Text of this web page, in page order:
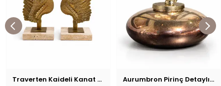
Traverten Kaideli Kanat Dekor Aurumbron Pirinç Detaylı Cam Yuvarlak Obje